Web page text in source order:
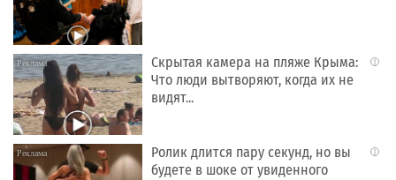
i
Скрытая камера на пляже Крыма:
Что люди вытворяют, когда их не
видят...
i
Ролик длится пару секунд, но вы
будете в шоке от увиденного